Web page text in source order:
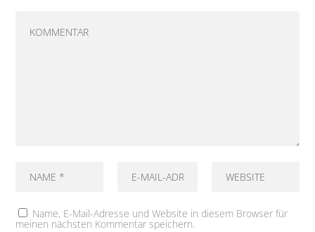
Name, E-Mail-Adresse und Website in diesem Browser für
meinen nächsten Kommentar speichern.